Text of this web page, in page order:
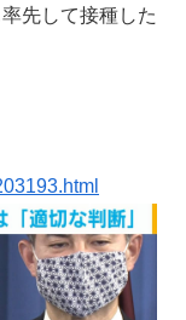
先して接種した